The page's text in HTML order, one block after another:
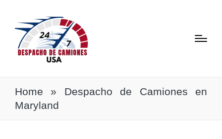
Home » Despacho de Camiones en
Maryland